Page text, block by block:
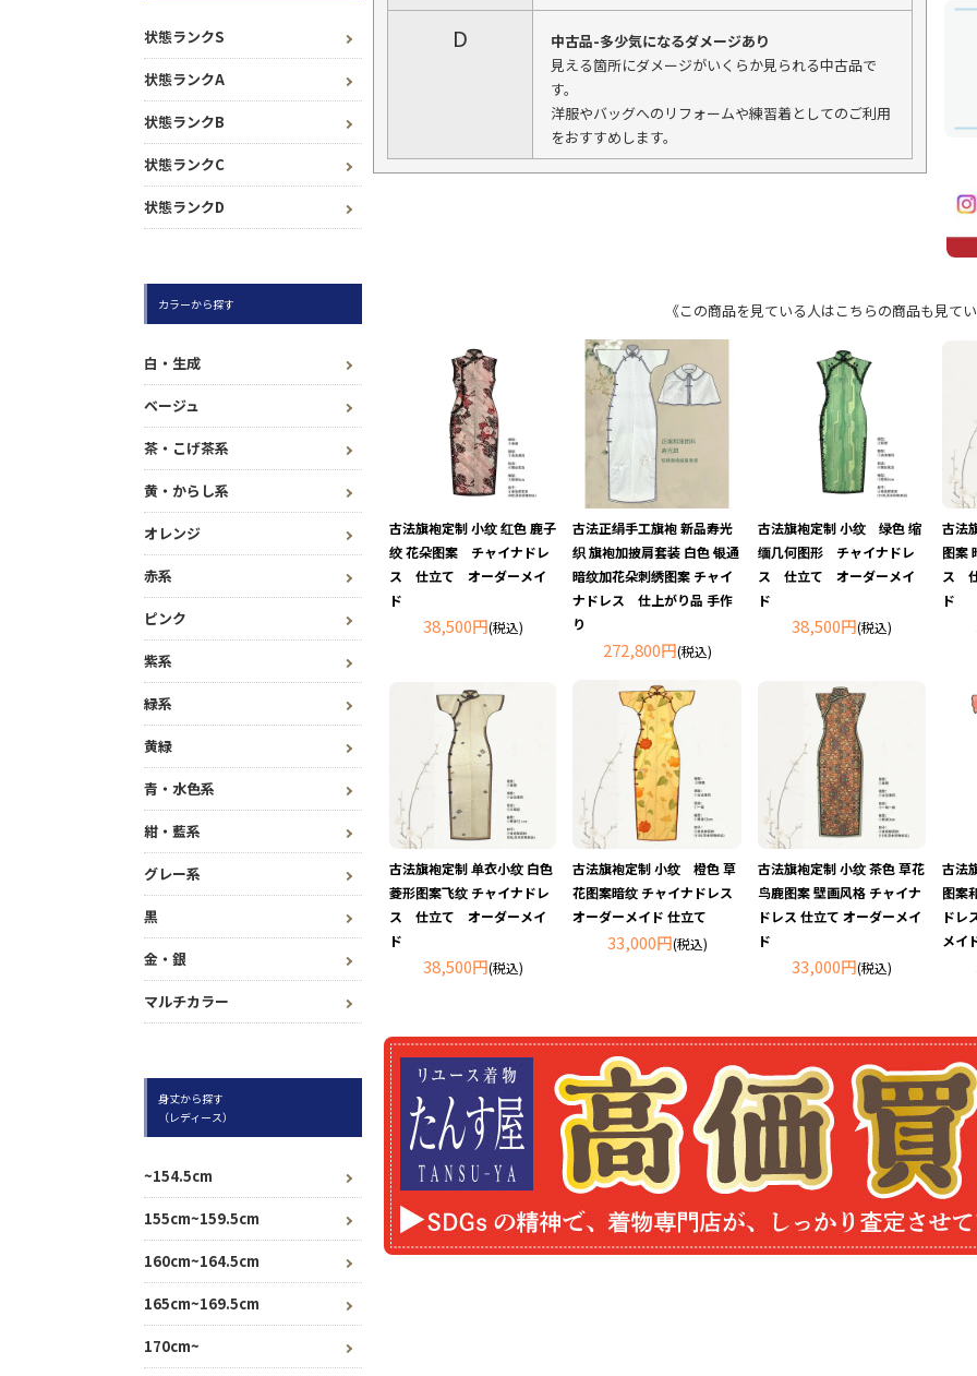
状態ランクS
状態ランクA
状態ランクB
状態ランクC
状態ランクD
カラーから探す
白・生成
ベージュ
茶・こげ茶系
黄・からし系
オレンジ
赤系
ピンク
紫系
緑系
黄緑
青・水色系
紺・藍系
グレー系
黒
金・銀
マルチカラー
身丈から探す
（レディース）
~154.5cm
155cm~159.5cm
160cm~164.5cm
165cm~169.5cm
170cm~
D
中古品-多少気になるダメージあり
見える箇所にダメージがいくらか見られる中古品で
す。
洋服やバッグへのリフォームや練習着としてのご利用
をおすすめします。
《この商品を見ている人はこちらの商品も見て
古法旗袍定制 小纹 红色 鹿子
绞 花朵图案 チャイナドレ
ス 仕立て オーダーメイ
ド
38,500円(税込)
古法正绢手工旗袍 新品寿光
织 旗袍加披肩套装 白色 银通
暗纹加花朵刺绣图案 チャイ
ナドレス 仕上がり品 手作
り
272,800円(税込)
古法旗袍定制 小纹 绿色 缩
缅几何图形 チャイナドレ
ス 仕立て オーダーメイ
ド
38,500円(税込)
古法
图案
ス
ド
古法旗袍定制 单衣小纹 白色
菱形图案飞纹 チャイナドレ
ス 仕立て オーダーメイ
ド
38,500円(税込)
古法旗袍定制 小纹 橙色 草
花图案暗纹 チャイナドレス
オーダーメイド 仕立て
33,000円(税込)
古法旗袍定制 小纹 茶色 草花
鸟鹿图案 壁画风格 チャイナ
ドレス 仕立て オーダーメイ
ド
33,000円(税込)
古法
图案
ド
メイ